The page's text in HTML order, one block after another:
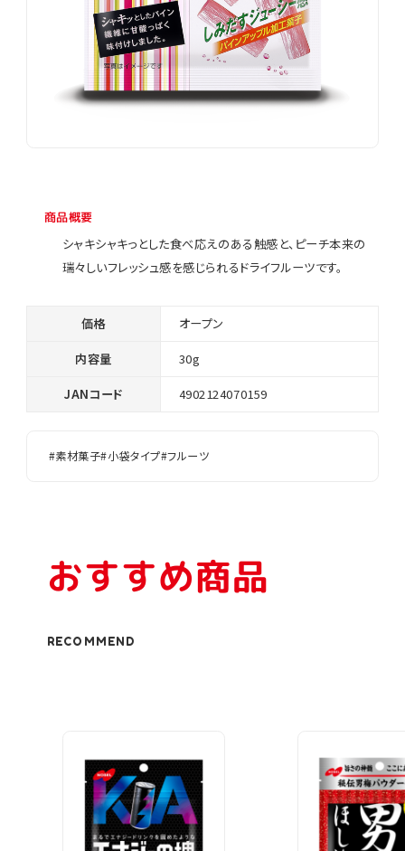
商品概要
シャキシャキっとした食べ応えのある触感と、ピーチ本来の
瑞々しいフレッシュ感を感じられるドライフルーツです。
価格 オープン
内容量 30g
JANコード 4902124070159
#素材菓子#小袋タイプ#フルーツ
おすすめ商品
RECOMMEND